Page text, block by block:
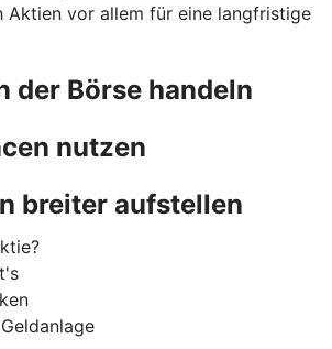
Aktien vor allem für eine langfristige
der Börse handeln
nutzen
breiter aufstellen